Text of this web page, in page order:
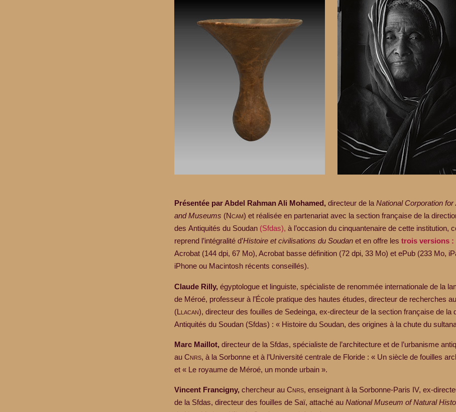
Présentée par Abdel Rahman Ali Mohamed, directeur de la National Corporation for
and Museums (Ncam) et réalisée en partenariat avec la section française de la
des Antiquités du Soudan (Sfdas), à l’occasion du cinquantenaire de cette institution,
reprend l’intégralité d’Histoire et civilisations du Soudan et en offre les trois versions :
Acrobat (144 dpi, 67 Mo), Acrobat basse définition (72 dpi, 33 Mo) et ePub (233 Mo,
iPhone ou Macintosh récents conseillés).
Claude Rilly, égyptologue et linguiste, spécialiste de renommée internationale de la
de Méroé, professeur à l’École pratique des hautes études, directeur de recherches
(L lacan), directeur des fouilles de Sedeinga, ex-directeur de la section française de la
Antiquités du ­Soudan (Sfdas) : « Histoire du Soudan, des origines à la chute du
Marc Maillot, directeur de la Sfdas, spécialiste de l’archi­tecture et de l’urbanisme
au Cnrs, à la ­Sorbonne et à l’Université centrale de Floride : « Un siècle de fouilles
et « Le royaume de Méroé, un monde urbain ».
Vincent ­Francigny, chercheur au Cnrs, enseignant à la Sorbonne-Paris IV, ex-
de la Sfdas, directeur des fouilles de Saï, attaché au National Museum of Natural